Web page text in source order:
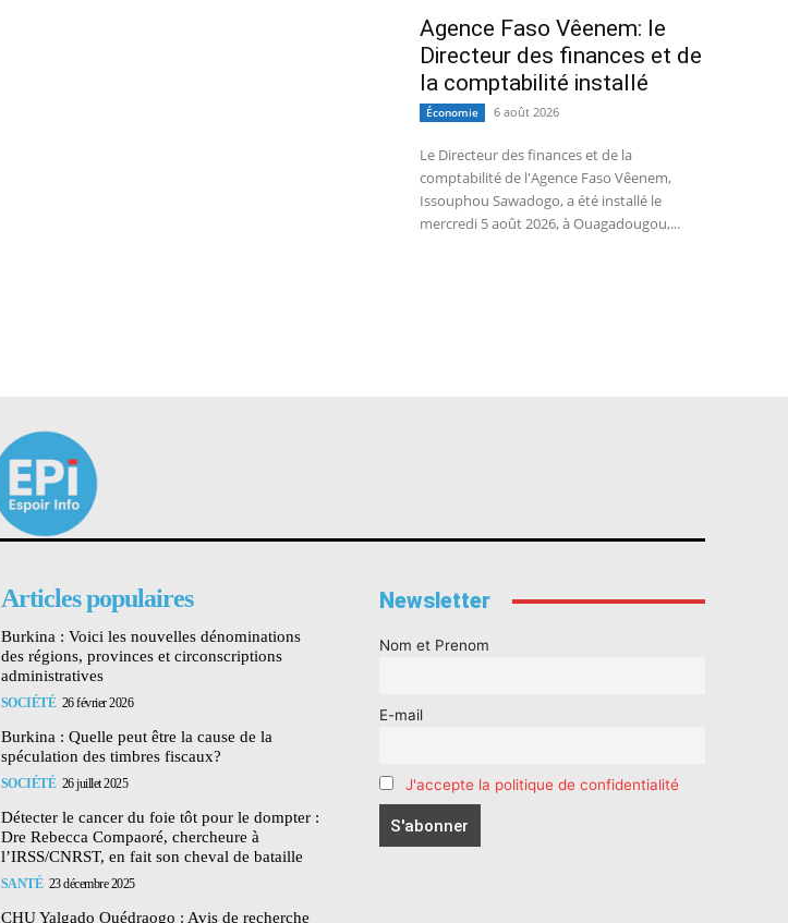
Agence Faso Vêenem: le
Directeur des finances et de
la comptabilité installé
Économie 6 août 2026
Le Directeur des finances et de la
comptabilité de l'Agence Faso Vêenem,
Issouphou Sawadogo, a été installé le
mercredi 5 août 2026, à Ouagadougou,...
Articles populaires
Burkina : Voici les nouvelles dénominations
des régions, provinces et circonscriptions
administratives
SOCIÉTÉ 26 février 2026
Burkina : Quelle peut être la cause de la
spéculation des timbres fiscaux?
SOCIÉTÉ 26 juillet 2025
Détecter le cancer du foie tôt pour le dompter :
Dre Rebecca Compaoré, chercheure à
l’IRSS/CNRST, en fait son cheval de bataille
SANTÉ 23 décembre 2025
CHU Yalgado Ouédraogo : Avis de recherche
Newsletter
Nom et Prenom
E-mail
J'accepte la politique de confidentialité